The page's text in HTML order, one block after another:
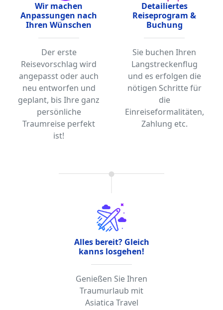
Wir machen
Anpassungen nach
Ihren Wünschen
Der erste
Reisevorschlag wird
angepasst oder auch
neu entworfen und
geplant, bis Ihre ganz
persönliche
Traumreise perfekt
ist!
Detailiertes
Reiseprogram &
Buchung
Sie buchen Ihren
Langstreckenflug
und es erfolgen die
nötigen Schritte für
die
Einreiseformalitäten,
Zahlung etc.
Alles bereit? Gleich
kanns losgehen!
Genießen Sie Ihren
Traumurlaub mit
Asiatica Travel